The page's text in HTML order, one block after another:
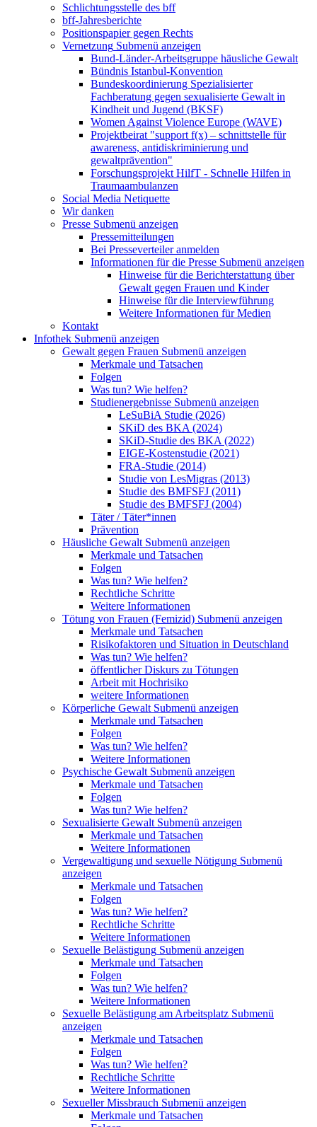
Schlichtungsstelle des bff
bff-Jahresberichte
Positionspapier gegen Rechts
Vernetzung Submenü anzeigen
Bund-Länder-Arbeitsgruppe häusliche Gewalt
Bündnis Istanbul-Konvention
Bundeskoordinierung Spezialisierter
Fachberatung gegen sexualisierte Gewalt in
Kindheit und Jugend (BKSF)
Women Against Violence Europe (WAVE)
Projektbeirat "support f(x) – schnittstelle für
awareness, antidiskriminierung und
gewaltprävention"
Forschungsprojekt HilfT - Schnelle Hilfen in
Traumaambulanzen
Social Media Netiquette
Wir danken
Presse Submenü anzeigen
Pressemitteilungen
Bei Presseverteiler anmelden
Informationen für die Presse Submenü anzeigen
Hinweise für die Berichterstattung über
Gewalt gegen Frauen und Kinder
Hinweise für die Interviewführung
Weitere Informationen für Medien
Kontakt
Infothek Submenü anzeigen
Gewalt gegen Frauen Submenü anzeigen
Merkmale und Tatsachen
Folgen
Was tun? Wie helfen?
Studienergebnisse Submenü anzeigen
LeSuBiA Studie (2026)
SKiD des BKA (2024)
SKiD-Studie des BKA (2022)
EIGE-Kostenstudie (2021)
FRA-Studie (2014)
Studie von LesMigras (2013)
Studie des BMFSFJ (2011)
Studie des BMFSFJ (2004)
Täter / Täter*innen
Prävention
Häusliche Gewalt Submenü anzeigen
Merkmale und Tatsachen
Folgen
Was tun? Wie helfen?
Rechtliche Schritte
Weitere Informationen
Tötung von Frauen (Femizid) Submenü anzeigen
Merkmale und Tatsachen
Risikofaktoren und Situation in Deutschland
Was tun? Wie helfen?
öffentlicher Diskurs zu Tötungen
Arbeit mit Hochrisiko
weitere Informationen
Körperliche Gewalt Submenü anzeigen
Merkmale und Tatsachen
Folgen
Was tun? Wie helfen?
Weitere Informationen
Psychische Gewalt Submenü anzeigen
Merkmale und Tatsachen
Folgen
Was tun? Wie helfen?
Sexualisierte Gewalt Submenü anzeigen
Merkmale und Tatsachen
Weitere Informationen
Vergewaltigung und sexuelle Nötigung Submenü
anzeigen
Merkmale und Tatsachen
Folgen
Was tun? Wie helfen?
Rechtliche Schritte
Weitere Informationen
Sexuelle Belästigung Submenü anzeigen
Merkmale und Tatsachen
Folgen
Was tun? Wie helfen?
Weitere Informationen
Sexuelle Belästigung am Arbeitsplatz Submenü
anzeigen
Merkmale und Tatsachen
Folgen
Was tun? Wie helfen?
Rechtliche Schritte
Weitere Informationen
Sexueller Missbrauch Submenü anzeigen
Merkmale und Tatsachen